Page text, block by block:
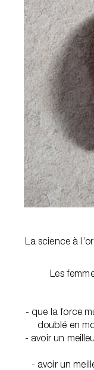
La science à
Les
- que la force
doublé en
- avoir un
- avoir un